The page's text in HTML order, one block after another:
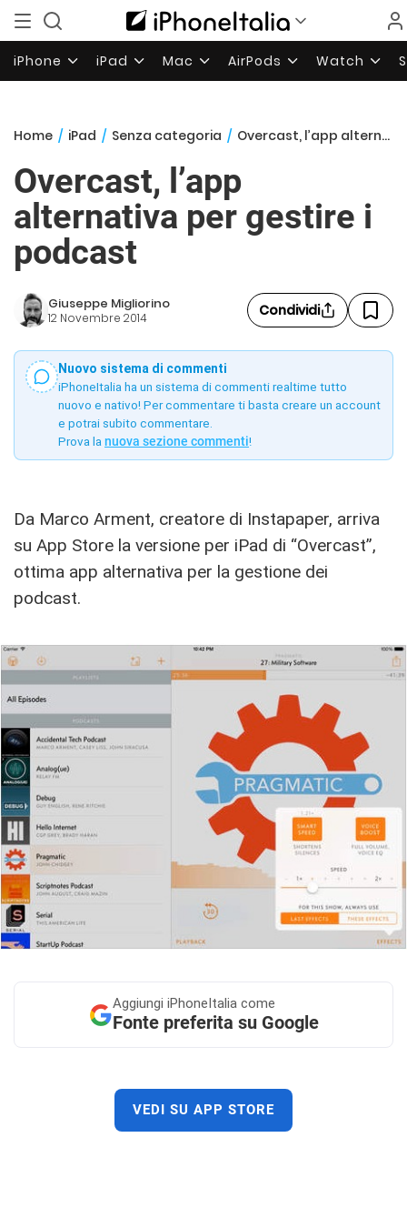
iPhone iPad Mac AirPods Watch
Home / iPad / Senza categoria / Overcast, l’app alternativa per gestire i podcast
Overcast, l’app
alternativa per gestire i
podcast
Giuseppe Migliorino
12 Novembre 2014 Condividi
Nuovo sistema di commenti
iPhoneItalia ha un sistema di commenti realtime tutto
nuovo e nativo! Per commentare ti basta creare un account
e potrai subito commentare.
Prova la nuova sezione commenti!
Da Marco Arment, creatore di Instapaper, arriva
su App Store la versione per iPad di “Overcast”,
ottima app alternativa per la gestione dei
podcast.
Aggiungi iPhoneItalia come
Fonte preferita su Google
VEDI SU APP STORE